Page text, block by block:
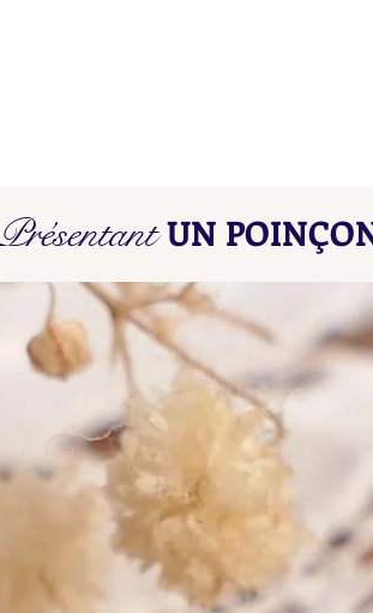
Find here our collated list, from
A A - A B, of French "losange"
shaped maker's marks for objects
in precious metals.
UN